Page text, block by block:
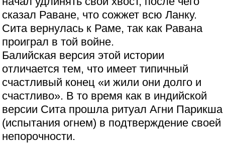
сказал Раване, что сожжет всю Ланку.
Сита вернулась к Раме, так как Равана
проиграл в той войне.
Балийская версия этой истории
отличается тем, что имеет типичный
счастливый конец «и жили они долго и
счастливо». В то время как в индийской
версии Сита прошла ритуал Агни Парикша
(испытания огнем) в подтверждение своей
непорочности.